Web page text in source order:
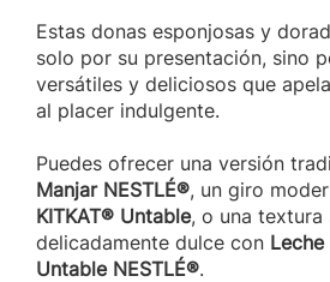
Estas donas esponjosas y
solo por su presentación, sino
versátiles y deliciosos que
al placer indulgente.
Puedes ofrecer una versión
Manjar NESTLÉ®, un giro
KITKAT® Untable, o una textura
delicadamente dulce con
Untable NESTLÉ®.